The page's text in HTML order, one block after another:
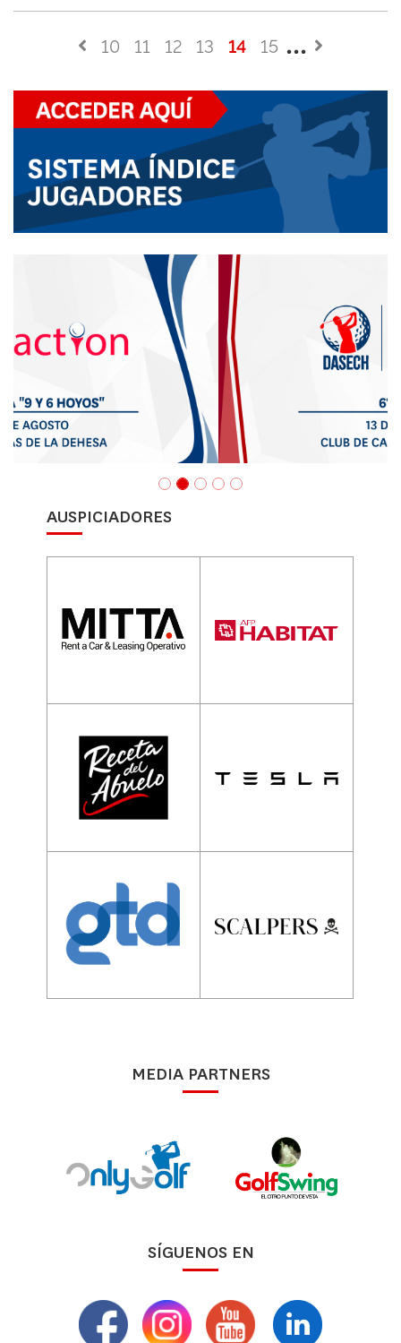
10 11 12 13 14 15
AUSPICIADORES
MEDIA PARTNERS
SÍGUENOS EN